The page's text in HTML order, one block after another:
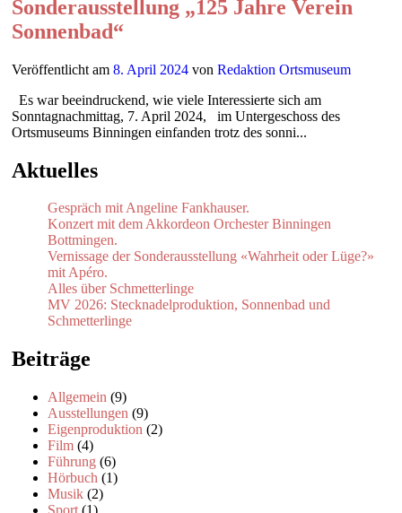
Sonderausstellung „125 Jahre Verein
Sonnenbad“
Veröffentlicht am 8. April 2024 von Redaktion Ortsmuseum
Es war beeindruckend, wie viele Interessierte sich am
Sonntagnachmittag, 7. April 2024, im Untergeschoss des
Ortsmuseums Binningen einfanden trotz des sonni...
Aktuelles
Gespräch mit Angeline Fankhauser.
Konzert mit dem Akkordeon Orchester Binningen
Bottmingen.
Vernissage der Sonderausstellung «Wahrheit oder Lüge?»
mit Apéro.
Alles über Schmetterlinge
MV 2026: Stecknadelproduktion, Sonnenbad und
Schmetterlinge
Beiträge
Allgemein (9)
Ausstellungen (9)
Eigenproduktion (2)
Film (4)
Führung (6)
Hörbuch (1)
Musik (2)